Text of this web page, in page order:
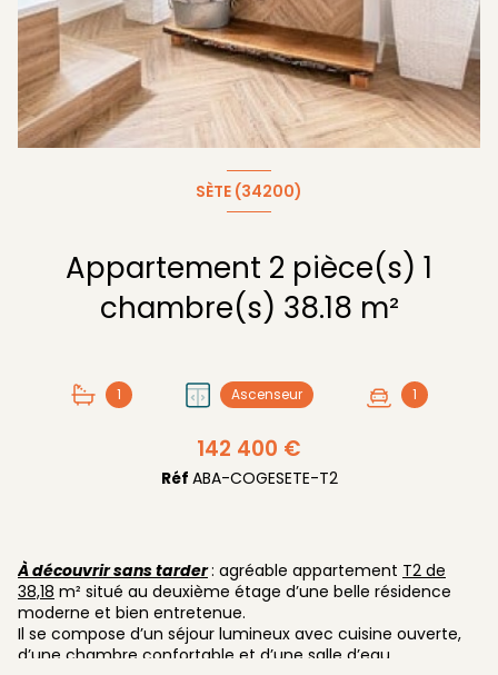
SÈTE (34200)
Appartement 2 pièce(s) 1
chambre(s) 38.18 m²
1 Ascenseur 1
142 400 €
Réf ABA-COGESETE-T2
À découvrir sans tarder: agréable appartement T2 de
38,18 m² situé au deuxième étage d’une belle résidence
moderne et bien entretenue.
Il se compose d’un séjour lumineux avec cuisine ouverte,
d’une chambre confortable et d’une salle d’eau